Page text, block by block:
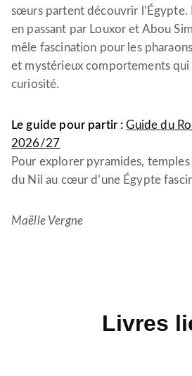
sœurs partent découvrir l’Égypte.
en passant par Louxor et Abou
mêle fascination pour les
et mystérieux comportements
curiosité.
Le guide pour partir :Guide du
2026/27
Pour explorer pyramides,
du Nil au cœur d’une Égypte
Maëlle Vergne
Livres